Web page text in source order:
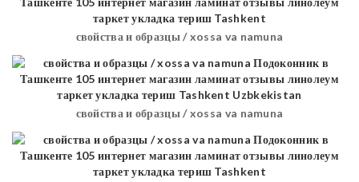
свойства и образцы / xossa va namuna
свойства и образцы / xossa va namuna